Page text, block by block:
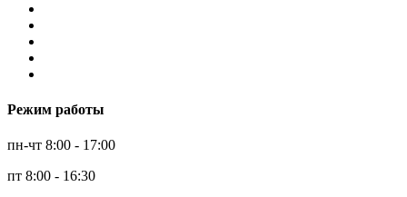
Режим работы
пн-чт 8:00 - 17:00
пт 8:00 - 16:30